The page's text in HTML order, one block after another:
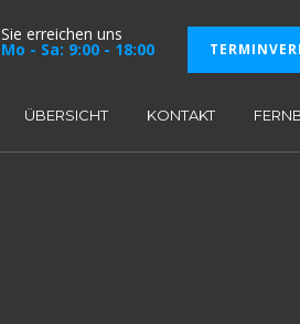
Sie erreichen uns
Mo - Sa: 9:00 - 18:00
ÜBERSICHT KONTAKT